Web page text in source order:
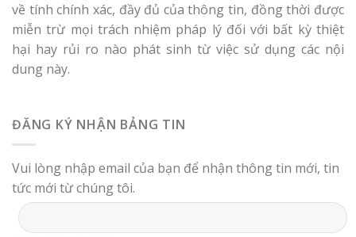
về tính chính xác, đầy đủ của thông tin, đồng thời được
miễn trừ mọi trách nhiệm pháp lý đối với bất kỳ thiệt
hại hay rủi ro nào phát sinh từ việc sử dụng các nội
dung này.
ĐĂNG KÝ NHẬN BẢNG TIN
Vui lòng nhập email của bạn để nhận thông tin mới, tin
tức mới từ chúng tôi.